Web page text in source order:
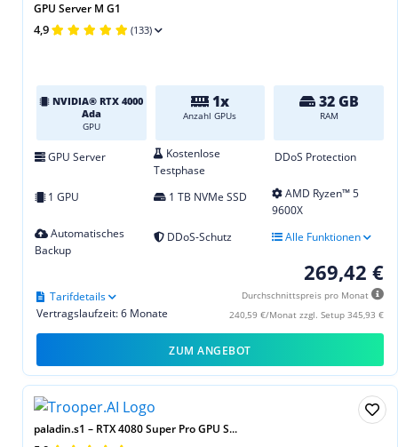
GPU Server M G1
4,9 (133)
NVIDIA® RTX 4000
Ada
GPU
1x
Anzahl GPUs
32 GB
RAM
GPU Server
Kostenlose
Testphase
DDoS Protection
1 GPU 1 TB NVMe SSD
AMD Ryzen™ 5
9600X
Automatisches
Backup
DDoS-Schutz Alle Funktionen
269,42 €
Durchschnittspreis pro Monat
240,59 €/Monat zzgl. Setup 345,93 €
Vertragslaufzeit: 6 Monate
Tarifdetails
ZUM ANGEBOT
paladin.s1 – RTX 4080 Super Pro GPU S...